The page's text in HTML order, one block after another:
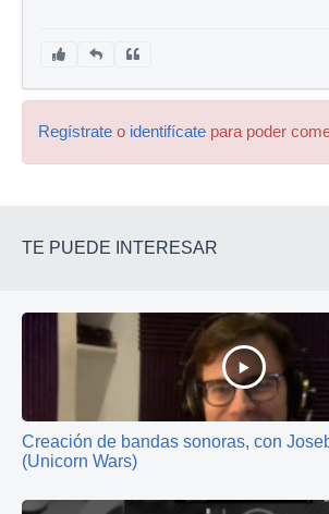
Regístrate o identifícate para poder
TE PUEDE INTERESAR
Creación de bandas sonoras, con
(Unicorn Wars)